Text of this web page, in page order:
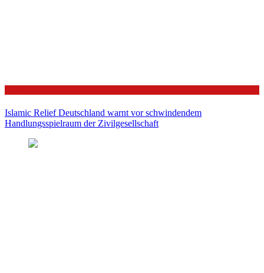
Islamic Relief Deutschland warnt vor schwindendem
Handlungsspielraum der Zivilgesellschaft